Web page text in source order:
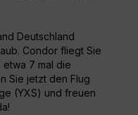
Deutschland
Condor fliegt Sie
7 mal die
Sie jetzt den Flug
(YXS) und freuen